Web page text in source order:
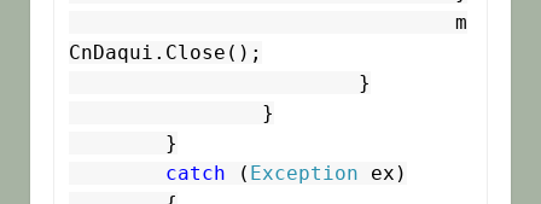
CnDaqui.Close();
catch ( Exception ex)